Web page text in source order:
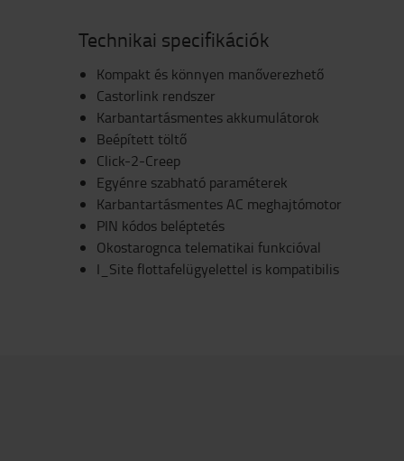
Technikai specifikációk
Kompakt és könnyen manőverezhető
Castorlink rendszer
Karbantartásmentes akkumulátorok
Beépített töltő
Click-2-Creep
Egyénre szabható paraméterek
Karbantartásmentes AC meghajtómotor
PIN kódos beléptetés
Okostarognca telematikai funkcióval
I_Site flottafelügyelettel is kompatibilis